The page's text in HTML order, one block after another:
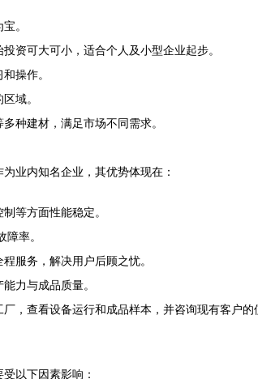
。
资可大可小，适合个人及小型企业起步。
操作。
域。
种建材，满足市场不同需求。
业内知名企业，其优势体现在：
等方面性能稳定。
率。
服务，解决用户后顾之忧。
力与成品质量。
，查看设备运行和成品样本，并咨询现有客户的
以下因素影响：